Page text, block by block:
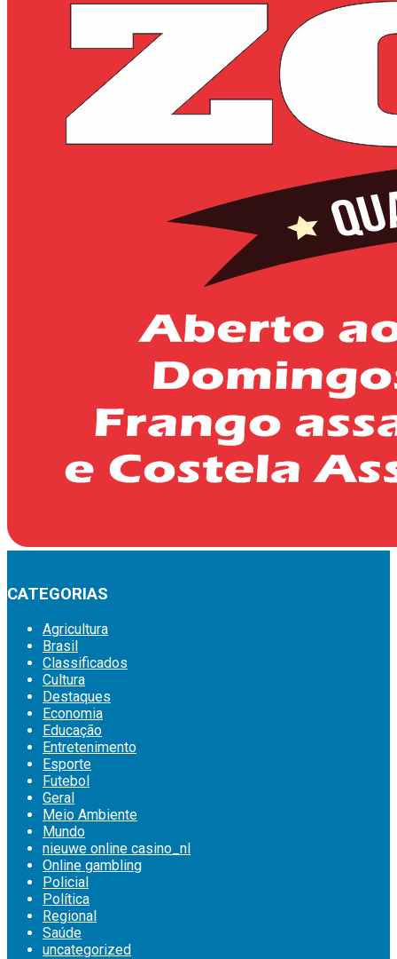
CATEGORIAS
Agricultura
Brasil
Classificados
Cultura
Destaques
Economia
Educação
Entretenimento
Esporte
Futebol
Geral
Meio Ambiente
Mundo
nieuwe online casino_nl
Online gambling
Policial
Política
Regional
Saúde
uncategorized